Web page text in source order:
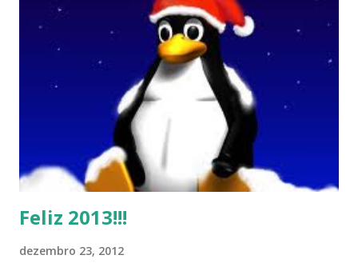
Feliz 2013!!!
dezembro 23, 2012